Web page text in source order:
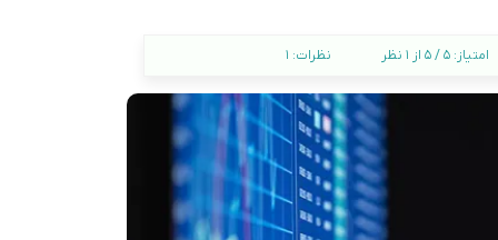
ارتباط فروشگاه با نرم افزار
حسابداری
امتیاز: 5 / 5 از 1 نظر نظرات: 1